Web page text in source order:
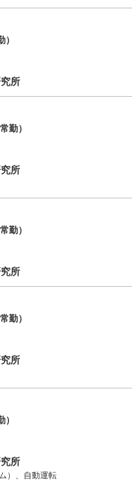
所
勤）
所
勤）
所
勤）
所
所
）、自動運転